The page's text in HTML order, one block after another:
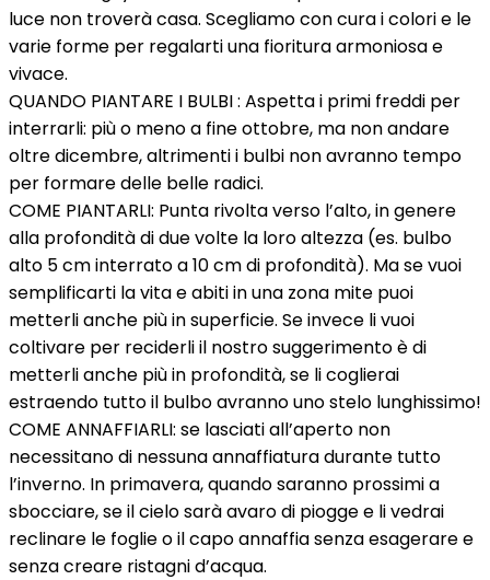
luce non troverà casa. Scegliamo con cura i colori e le
varie forme per regalarti una fioritura armoniosa e
vivace.
QUANDO PIANTARE I BULBI : Aspetta i primi freddi per
interrarli: più o meno a fine ottobre, ma non andare
oltre dicembre, altrimenti i bulbi non avranno tempo
per formare delle belle radici.
COME PIANTARLI: Punta rivolta verso l’alto, in genere
alla profondità di due volte la loro altezza (es. bulbo
alto 5 cm interrato a 10 cm di profondità). Ma se vuoi
semplificarti la vita e abiti in una zona mite puoi
metterli anche più in superficie. Se invece li vuoi
coltivare per reciderli il nostro suggerimento è di
metterli anche più in profondità, se li coglierai
estraendo tutto il bulbo avranno uno stelo lunghissimo!
COME ANNAFFIARLI: se lasciati all’aperto non
necessitano di nessuna annaffiatura durante tutto
l’inverno. In primavera, quando saranno prossimi a
sbocciare, se il cielo sarà avaro di piogge e li vedrai
reclinare le foglie o il capo annaffia senza esagerare e
senza creare ristagni d’acqua.